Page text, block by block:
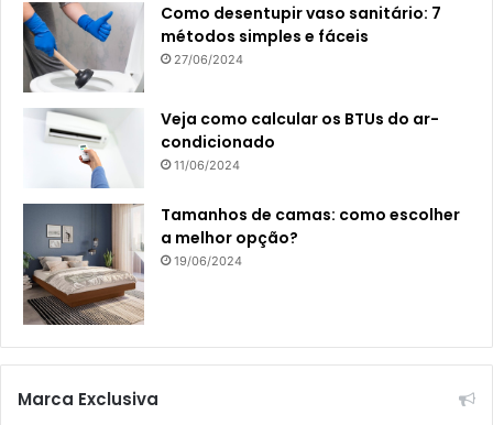
Como desentupir vaso sanitário: 7
métodos simples e fáceis
27/06/2024
Veja como calcular os BTUs do ar-
condicionado
11/06/2024
Tamanhos de camas: como escolher
a melhor opção?
19/06/2024
Marca Exclusiva